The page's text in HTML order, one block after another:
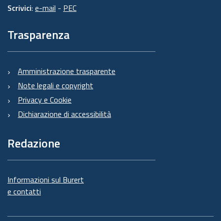
Scrivici: e-mail - PEC
Trasparenza
Amministrazione trasparente
Note legali e copyright
Privacy e Cookie
Dichiarazione di accessibilità
Redazione
Informazioni sul Burert
e contatti